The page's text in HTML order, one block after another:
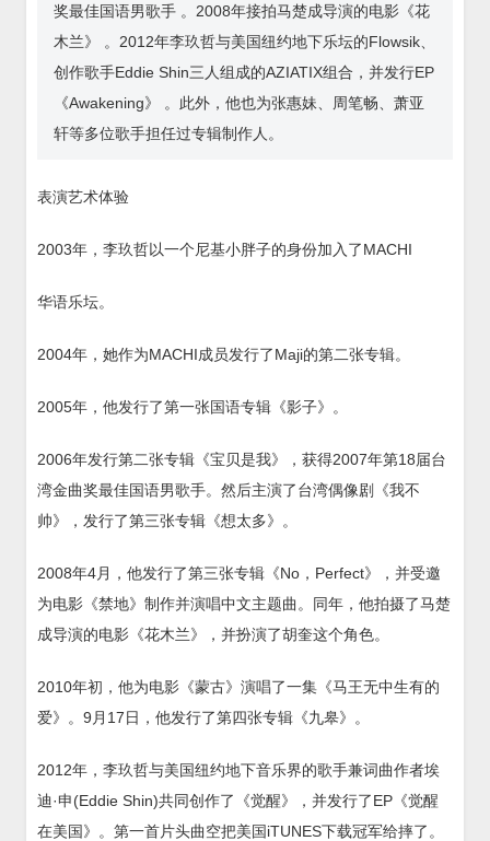
奖最佳国语男歌手 。2008年接拍马楚成导演的电影《花
木兰》 。2012年李玖哲与美国纽约地下乐坛的Flowsik、
创作歌手Eddie Shin三人组成的AZIATIX组合，并发行EP
《Awakening》 。此外，他也为张惠妹、周笔畅、萧亚
轩等多位歌手担任过专辑制作人。
表演艺术体验
2003年，李玖哲以一个尼基小胖子的身份加入了MACHI
华语乐坛。
2004年，她作为MACHI成员发行了Maji的第二张专辑。
2005年，他发行了第一张国语专辑《影子》。
2006年发行第二张专辑《宝贝是我》，获得2007年第18届台
湾金曲奖最佳国语男歌手。然后主演了台湾偶像剧《我不
帅》，发行了第三张专辑《想太多》。
2008年4月，他发行了第三张专辑《No，Perfect》，并受邀
为电影《禁地》制作并演唱中文主题曲。同年，他拍摄了马楚
成导演的电影《花木兰》，并扮演了胡奎这个角色。
2010年初，他为电影《蒙古》演唱了一集《马王无中生有的
爱》。9月17日，他发行了第四张专辑《九皋》。
2012年，李玖哲与美国纽约地下音乐界的歌手兼词曲作者埃
迪·申(Eddie Shin)共同创作了《觉醒》，并发行了EP《觉醒
在美国》。第一首片头曲空把美国iTUNES下载冠军给摔了。